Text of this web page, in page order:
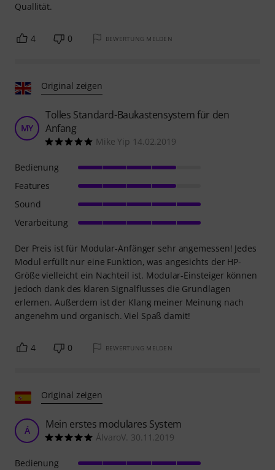
Quallität.
4 0 BEWERTUNG MELDEN
Original zeigen
MY
Tolles Standard-Baukastensystem für den
Anfang
Mike Yip 14.02.2019
Der Preis ist für Modular-Anfänger sehr angemessen! Jedes
Modul erfüllt nur eine Funktion, was angesichts der HP-
Größe vielleicht ein Nachteil ist. Modular-Einsteiger können
jedoch dank des klaren Signalflusses die Grundlagen
erlernen. Außerdem ist der Klang meiner Meinung nach
angenehm und organisch. Viel Spaß damit!
Bedienung
Features
Sound
Verarbeitung
4 0 BEWERTUNG MELDEN
Original zeigen
Á Mein erstes modulares System
ÁlvaroV. 30.11.2019
Bedienung